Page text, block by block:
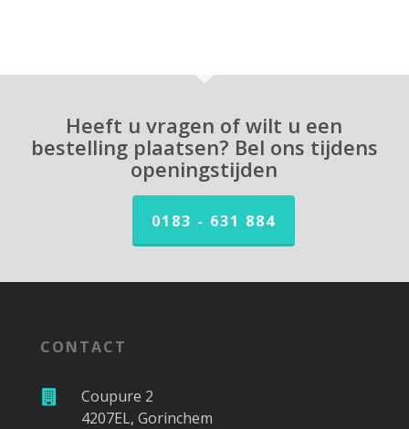
Heeft u vragen of wilt u een
bestelling plaatsen? Bel ons tijdens
openingstijden
0183 - 631 884
CONTACT
Coupure 2
4207EL, Gorinchem